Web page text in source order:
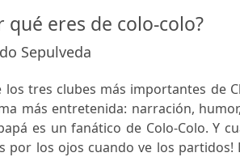
qué eres de colo-colo?
Sepulveda
los tres clubes más importantes de
más entretenida: narración,
es un fanático de Colo-Colo. Y
por los ojos cuando ve los